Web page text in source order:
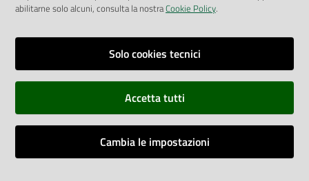
Fatturazione Elettronica
Richiesta Patrocinio
Dichiarazione di Accessibilità
Dati di Monitoraggio
abilitarne solo alcuni, consulta la nostraCookie Policy.
Solo cookies tecnici
Accetta tutti
Cambia le impostazioni